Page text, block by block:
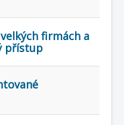
firmách a
přístup